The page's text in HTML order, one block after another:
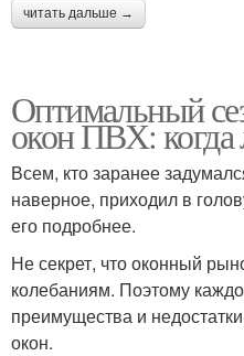
читать дальше →
Оптимальный
окон ПВХ: когда
Всем, кто заранее
наверное, приходил в
его подробнее.
Не секрет, что оконный
колебаниям. Поэтому
преимущества и
окон.